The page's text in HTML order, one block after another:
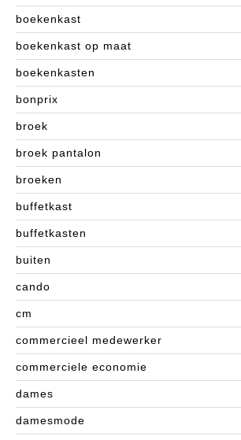
boekenkast
boekenkast op maat
boekenkasten
bonprix
broek
broek pantalon
broeken
buffetkast
buffetkasten
buiten
cando
cm
commercieel medewerker
commerciele economie
dames
damesmode